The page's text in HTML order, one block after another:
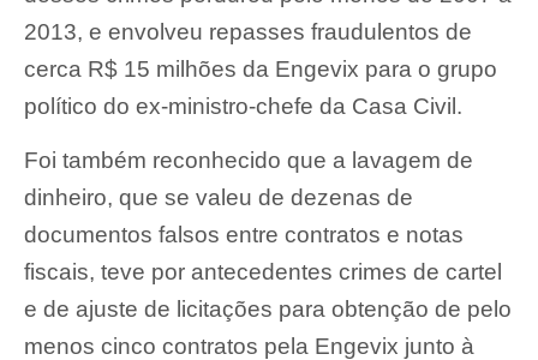
2013, e envolveu repasses fraudulentos de
cerca R$ 15 milhões da Engevix para o grupo
político do ex-ministro-chefe da Casa Civil.
Foi também reconhecido que a lavagem de
dinheiro, que se valeu de dezenas de
documentos falsos entre contratos e notas
fiscais, teve por antecedentes crimes de cartel
e de ajuste de licitações para obtenção de pelo
menos cinco contratos pela Engevix junto à